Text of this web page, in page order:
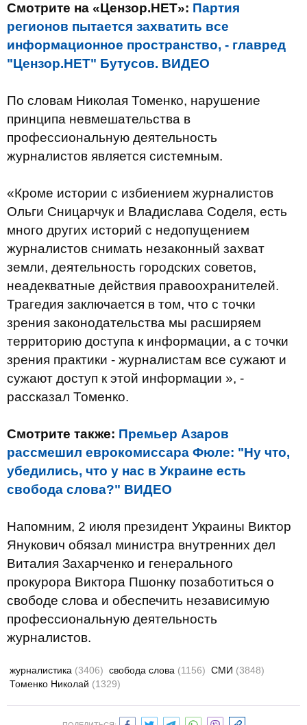
Смотрите на «Цензор.НЕТ»: Партия
регионов пытается захватить все
информационное пространство, - главред
"Цензор.НЕТ" Бутусов. ВИДЕО
По словам Николая Томенко, нарушение
принципа невмешательства в
профессиональную деятельность
журналистов является системным.
«Кроме истории с избиением журналистов
Ольги Сницарчук и Владислава Соделя, есть
много других историй с недопущением
журналистов снимать незаконный захват
земли, деятельность городских советов,
неадекватные действия правоохранителей.
Трагедия заключается в том, что с точки
зрения законодательства мы расширяем
территорию доступа к информации, а с точки
зрения практики - журналистам все сужают и
сужают доступ к этой информации », -
рассказал Томенко.
Смотрите также: Премьер Азаров
рассмешил еврокомиссара Фюле: "Ну что,
убедились, что у нас в Украине есть
свобода слова?" ВИДЕО
Напомним, 2 июля президент Украины Виктор
Янукович обязал министра внутренних дел
Виталия Захарченко и генерального
прокурора Виктора Пшонку позаботиться о
свободе слова и обеспечить независимую
профессиональную деятельность
журналистов.
журналистика (3406) свобода слова (1156) СМИ (3848)
Томенко Николай (1329)